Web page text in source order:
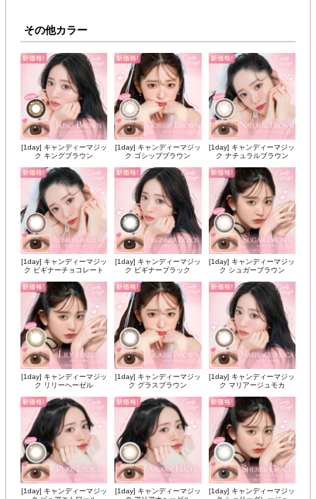
その他カラー
[1day] キャンディーマジッ
ク キングブラウン
[1day] キャンディーマジッ
ク ゴシップブラウン
[1day] キャンディーマジッ
ク ナチュラルブラウン
[1day] キャンディーマジッ
ク ビギナーチョコレート
[1day] キャンディーマジッ
ク ビギナーブラック
[1day] キャンディーマジッ
ク シュガーブラウン
[1day] キャンディーマジッ
ク リリーヘーゼル
[1day] キャンディーマジッ
ク グラスブラウン
[1day] キャンディーマジッ
ク マリアージュモカ
[1day] キャンディーマジッ
[1day] キャンディーマジッ
[1day] キャンディーマジッ